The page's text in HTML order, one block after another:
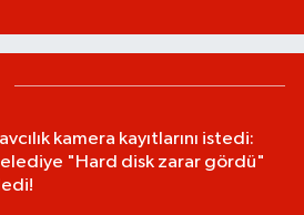
kamera kayıtlarını istedi:
"Hard disk zarar gördü"